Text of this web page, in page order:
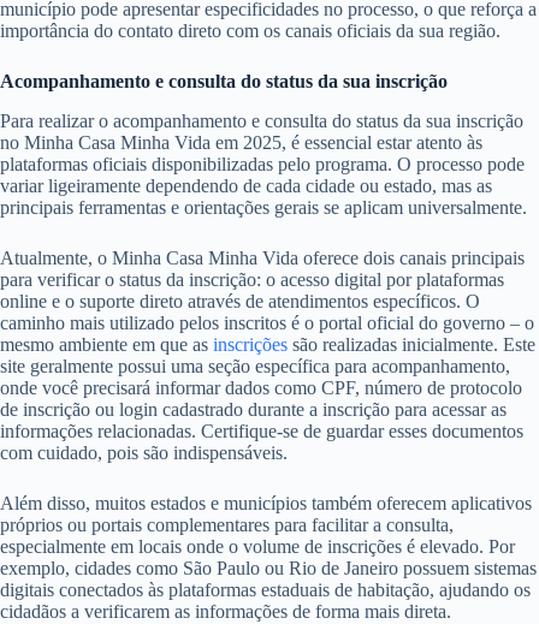
município pode apresentar especificidades no processo, o que reforça a
importância do contato direto com os canais oficiais da sua região.
Acompanhamento e consulta do status da sua inscrição
Para realizar o acompanhamento e consulta do status da sua inscrição
no Minha Casa Minha Vida em 2025, é essencial estar atento às
plataformas oficiais disponibilizadas pelo programa. O processo pode
variar ligeiramente dependendo de cada cidade ou estado, mas as
principais ferramentas e orientações gerais se aplicam universalmente.
Atualmente, o Minha Casa Minha Vida oferece dois canais principais
para verificar o status da inscrição: o acesso digital por plataformas
online e o suporte direto através de atendimentos específicos. O
caminho mais utilizado pelos inscritos é o portal oficial do governo – o
mesmo ambiente em que as inscrições são realizadas inicialmente. Este
site geralmente possui uma seção específica para acompanhamento,
onde você precisará informar dados como CPF, número de protocolo
de inscrição ou login cadastrado durante a inscrição para acessar as
informações relacionadas. Certifique-se de guardar esses documentos
com cuidado, pois são indispensáveis.
Além disso, muitos estados e municípios também oferecem aplicativos
próprios ou portais complementares para facilitar a consulta,
especialmente em locais onde o volume de inscrições é elevado. Por
exemplo, cidades como São Paulo ou Rio de Janeiro possuem sistemas
digitais conectados às plataformas estaduais de habitação, ajudando os
cidadãos a verificarem as informações de forma mais direta.